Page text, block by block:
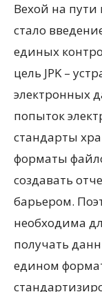
Вехой на
стало
единых
цель JPK –
электронных
попыток
стандарты
форматы
создавать
барьером.
необходима
получать
едином